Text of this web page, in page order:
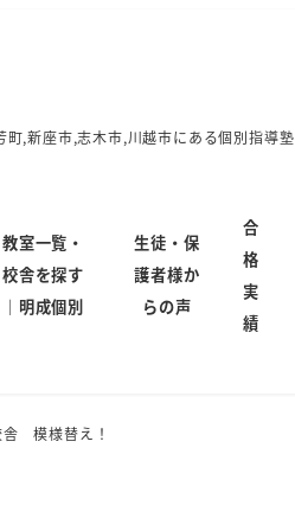
,新座市,志木市,川越市にある個別指導塾
教室一覧・
校舎を探す
｜明成個別
生徒・保
護者様か
らの声
合
格
実
績
舎 模様替え！